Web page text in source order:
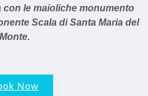
le maioliche monumento
Scala di Santa Maria del
Monte.
Now